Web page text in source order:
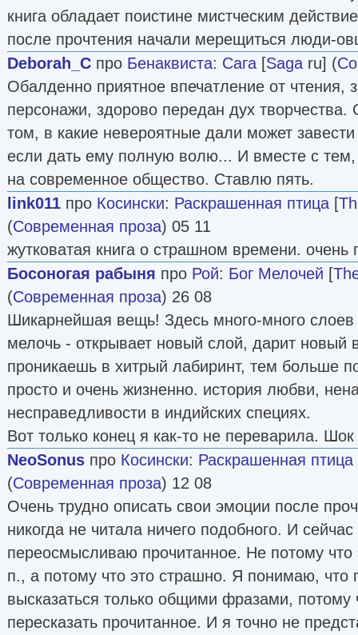
книга обладает поистине мистческим
после прочтения начали мерещиться люди-
Deborah_C про Бенаквиста: Сага [Saga ru] (
Обалденно приятное впечатление от чтения,
персонажи, здорово передан дух
том, в какие невероятные дали может
если дать ему полную волю... И вместе с тем,
на современное общество. Ставлю пять.
link011 про Косински: Раскрашенная птица [
(Современная проза) 05 11
жутковатая книга о страшном времени. очень
Босоногая рабыня про Рой: Бог Мелочей [
(Современная проза) 26 08
Шикарнейшая вещь! Здесь много-много слоев
мелочь - открывает новый слой, дарит новый
проникаешь в хитрый лабиринт, тем больше
просто и очень жизненно. история любви,
несправедливости в индийских специях.
Вот только конец я как-то не переварила.
NeoSonus про Косински: Раскрашенная птица
(Современная проза) 12 08
Очень трудно описать свои эмоции после
никогда не читала ничего подобного. И
переосмысливаю прочитанное. Не потому что
п., а потому что это страшно. Я понимаю, что
высказаться только общими фразами, потому
пересказать прочитанное. И я точно не